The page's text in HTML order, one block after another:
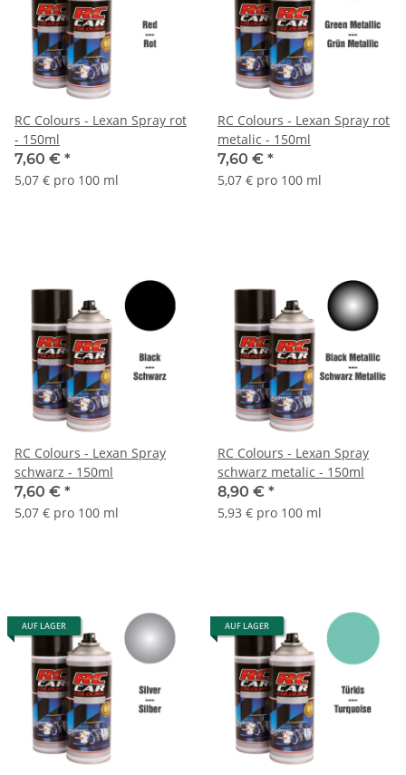
RC Colours - Lexan Spray rot
- 150ml
7,60 € *
5,07 € pro 100 ml
RC Colours - Lexan Spray rot
metalic - 150ml
7,60 € *
5,07 € pro 100 ml
RC Colours - Lexan Spray
schwarz - 150ml
7,60 € *
5,07 € pro 100 ml
RC Colours - Lexan Spray
schwarz metalic - 150ml
8,90 € *
5,93 € pro 100 ml
AUF LAGER AUF LAGER